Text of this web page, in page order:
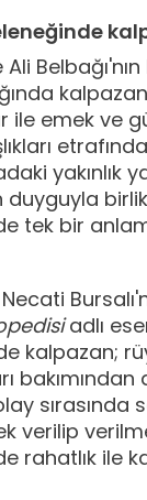
Belbağı'nın
ile emek ve
yakınlık
duyguyla
tek bir
adlı
kalpazan;
sırasında
verilip
rahatlık ile